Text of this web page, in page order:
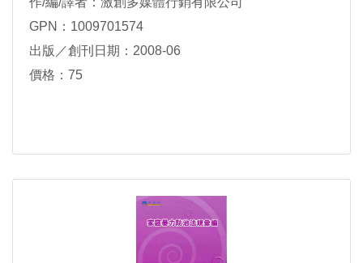
GPN：1009701574
出版／創刊日期：2008-06
價格：75